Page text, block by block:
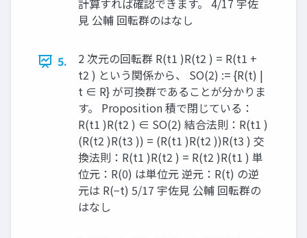
計算すれば確認できます。 4/17 宇佐
見 公輔 回転群のはなし
5.
2 次元の回転群 R(t1 )R(t2 ) = R(t1 +
t2 ) という関係から、 SO(2) := {R(t) |
t ∈ R} が可換群であることが分かりま
す。 Proposition 積で閉じている：
R(t1 )R(t2 ) ∈ SO(2) 結合法則：R(t1 )
(R(t2 )R(t3 )) = (R(t1 )R(t2 ))R(t3 ) 交
換法則：R(t1 )R(t2 ) = R(t2 )R(t1 ) 単
位元：R(0) は単位元 逆元：R(t) の逆
元は R(−t) 5/17 宇佐見 公輔 回転群の
はなし